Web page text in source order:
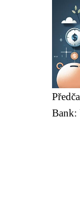
Bank: